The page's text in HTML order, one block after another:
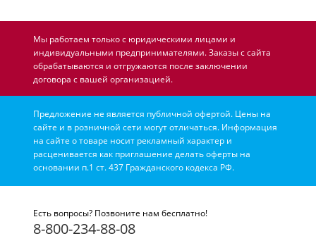
Мы работаем только с юридическими лицами и
индивидуальными предпринимателями. Заказы с сайта
обрабатываются и отгружаются после заключении
договора с вашей организацией.
Предложение не является публичной офертой. Цены на
сайте и в розничной сети могут отличаться. Информация
на сайте о товаре носит рекламный характер и
расценивается как приглашение делать оферты на
основании п.1 ст. 437 Гражданского кодекса РФ.
Есть вопросы? Позвоните нам бесплатно!
8-800-234-88-08